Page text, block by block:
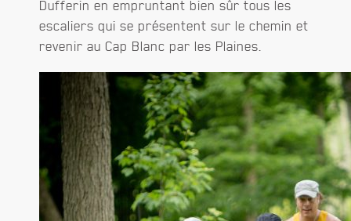
Dufferin en empruntant bien sûr tous les
escaliers qui se présentent sur le chemin et
revenir au Cap Blanc par les Plaines.